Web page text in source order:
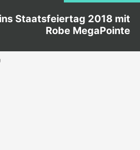
Staatsfeiertag 2018 mit
Robe MegaPointe